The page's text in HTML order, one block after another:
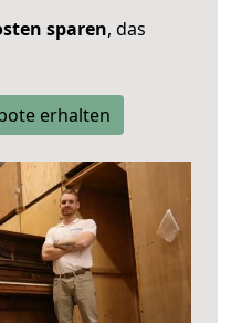
sparen, das
erhalten